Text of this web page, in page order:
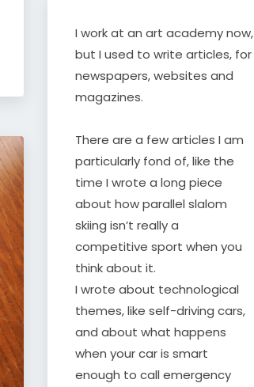
I work at an art academy now,
but I used to write articles, for
newspapers, websites and
magazines.
There are a few articles I am
particularly fond of, like the
time I wrote a long piece
about how parallel slalom
skiing isn’t really a
competitive sport when you
think about it.
I wrote about technological
themes, like self-driving cars,
and about what happens
when your car is smart
enough to call emergency